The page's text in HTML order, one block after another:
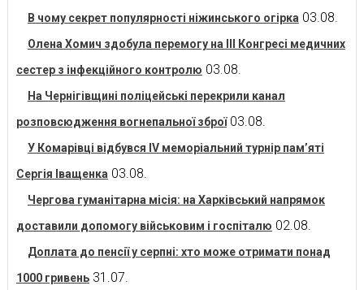
В чому секрет популярності ніжинського огірка 03.08.
Олена Хомич здобула перемогу на ІІІ Конгресі медичних
сестер з інфекційного контролю 03.08.
На Чернігівщині поліцейські перекрили канал
розповсюдження вогнепальної зброї 03.08.
У Комарівці відбувся IV меморіальний турнір пам’яті
Сергія Іващенка 03.08.
Чергова гуманітарна місія: на Харківський напрямок
доставили допомогу військовим і госпіталю 02.08.
Доплата до пенсії у серпні: хто може отримати понад
1000 гривень 31.07.